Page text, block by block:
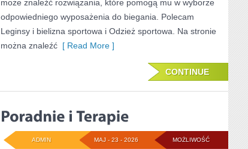
może znaleźć rozwiązania, które pomogą mu w wyborze
odpowiedniego wyposażenia do biegania. Polecam
Leginsy i bielizna sportowa i Odzież sportowa. Na stronie
można znaleźć [ Read More ]
CONTINUE
MOŻLIWOŚĆ
MAJ - 23 - 2026
ADMIN